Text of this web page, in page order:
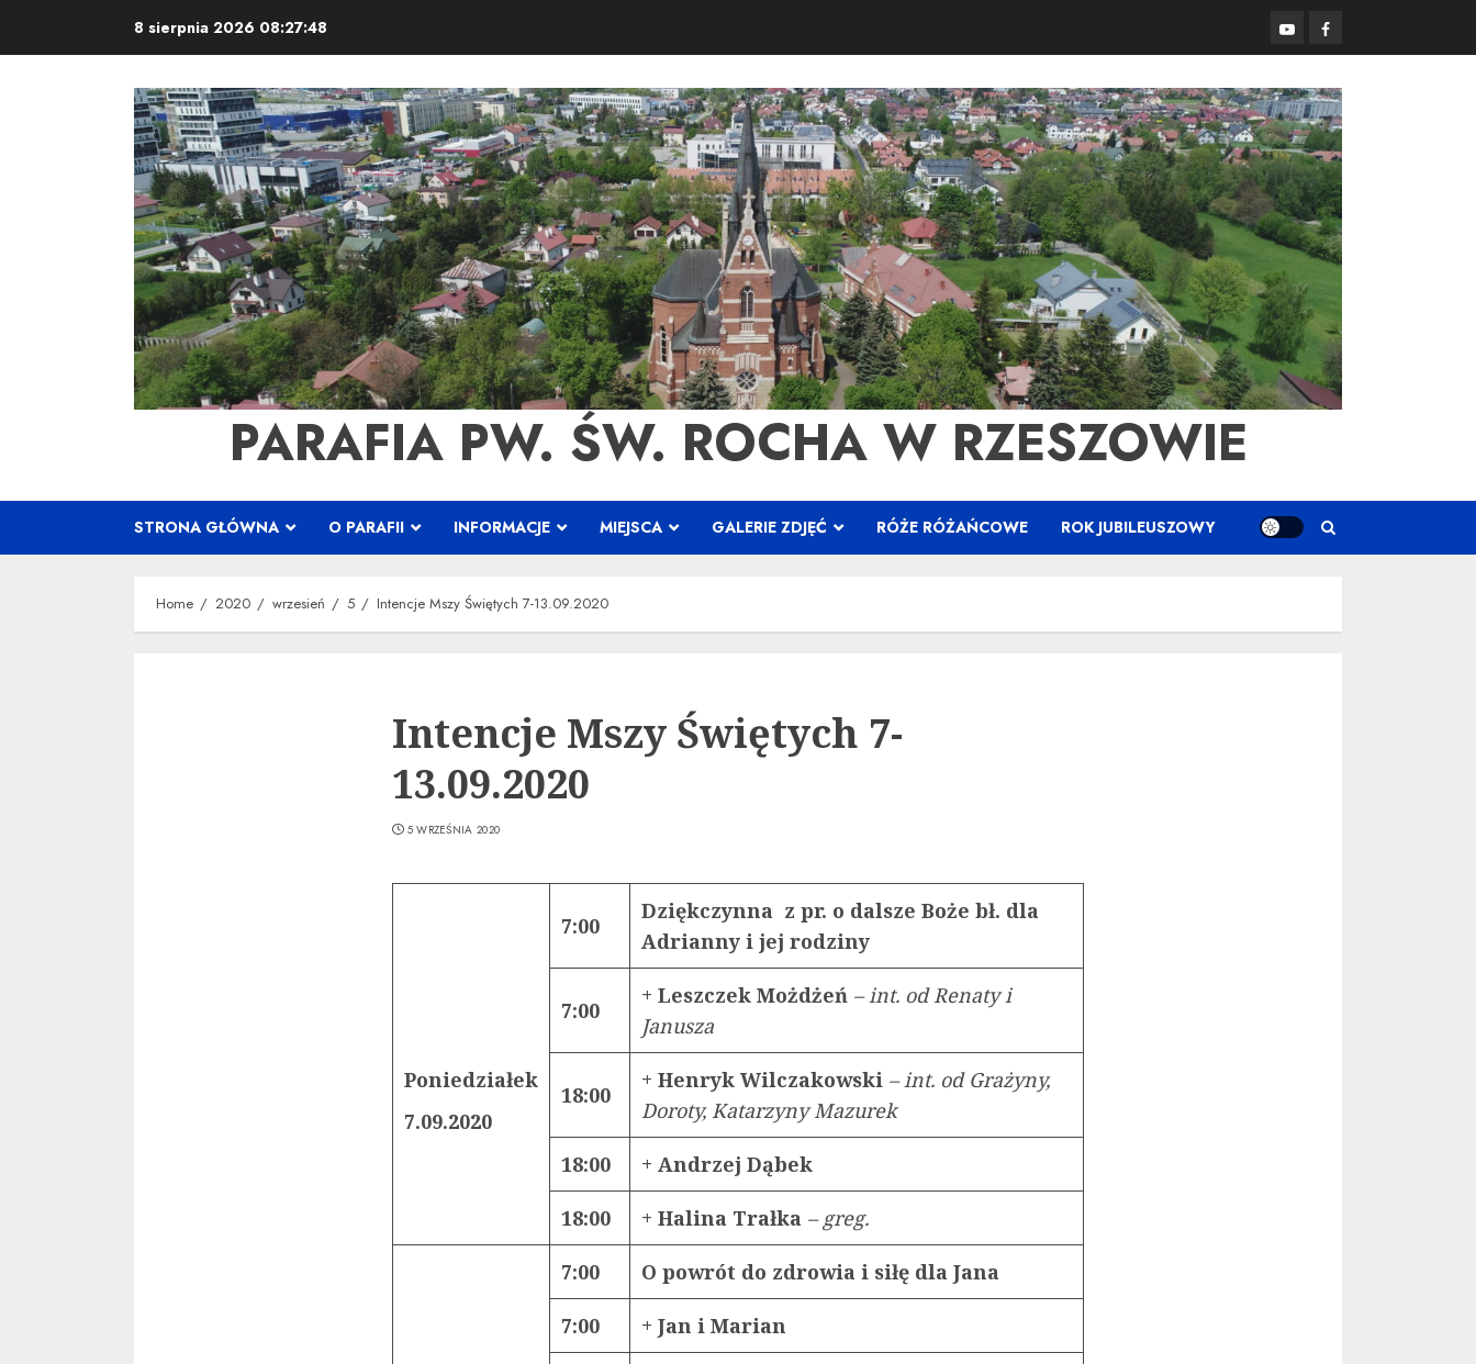
8 sierpnia 2026 08:27:49 YouTubeFacebook
PARAFIA PW. ŚW. ROCHA W RZESZOWIE
STRONA GŁÓWNA O PARAFII INFORMACJE MIEJSCA GALERIE ZDJĘĆ RÓŻE RÓŻAŃCOWE ROK JUBILEUSZOWY
Home 2020 wrzesień 5 Intencje Mszy Świętych 7-13.09.2020
Intencje Mszy Świętych 7-
13.09.2020
5 WRZEŚNIA 2020
Poniedziałek
7.09.2020
7:00
Dziękczynna z pr. o dalsze Boże bł. dla
Adrianny i jej rodziny
7:00
+ Leszczek Możdżeń – int. od Renaty i
Janusza
18:00
+ Henryk Wilczakowski – int. od Grażyny,
Doroty, Katarzyny Mazurek
18:00 + Andrzej Dąbek
18:00 + Halina Trałka – greg.
7:00 O powrót do zdrowia i siłę dla Jana
7:00 + Jan i Marian